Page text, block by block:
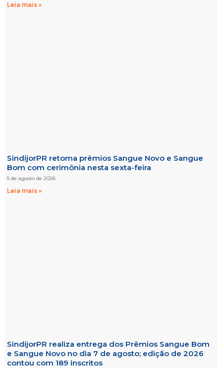
Leia mais »
SindijorPR retoma prêmios Sangue Novo e Sangue
Bom com cerimônia nesta sexta-feira
5 de agosto de 2026
Leia mais »
SindijorPR realiza entrega dos Prêmios Sangue Bom
e Sangue Novo no dia 7 de agosto; edição de 2026
contou com 189 inscritos